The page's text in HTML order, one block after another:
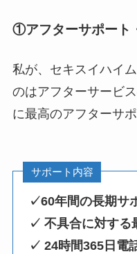
①アフターサポート
私が、セキスイハイ
のはアフターサービ
に最高のアフターサポ
サポート内容
✓60年間の長期サ
✓ 不具合に対する
✓ 24時間365日電